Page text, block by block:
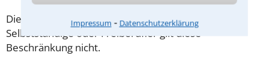
Impressum ⁃ Datenschutzerklärung
Diese Regelung gilt jedoch nur für Verbraucher. Für
Selbstständige oder Freiberufler gilt diese
Beschränkung nicht.